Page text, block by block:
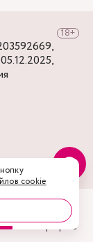
cookie
Профиль